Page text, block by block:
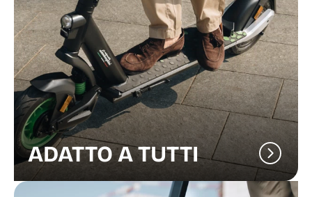
ADATTO A TUTTI